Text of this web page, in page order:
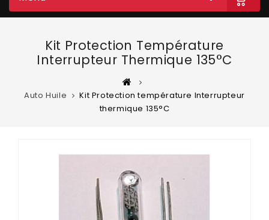
Kit Protection Température
Interrupteur Thermique 135°C
Auto Huile
Kit Protection température Interrupteur
thermique 135°C